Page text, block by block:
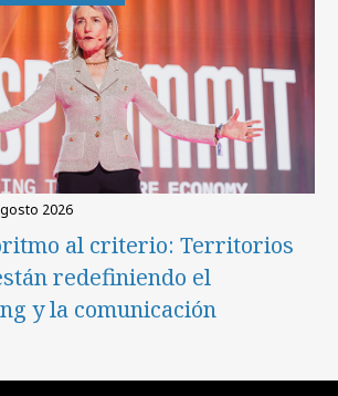
2026
al criterio: Territorios
redefiniendo el
y la comunicación